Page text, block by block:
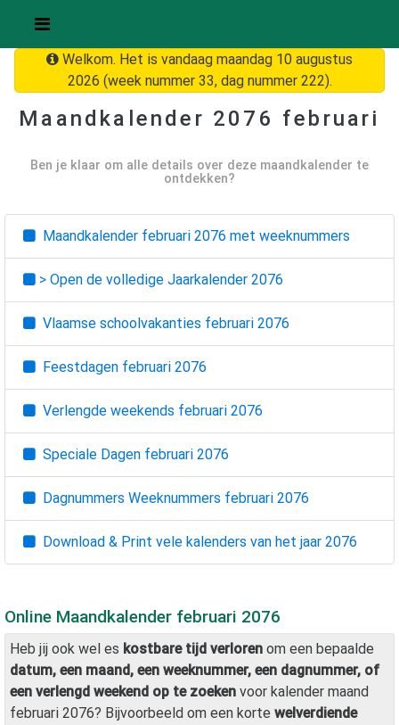
Welkom. Het is vandaag maandag 10 augustus
2026 (week nummer 33, dag nummer 222).
Maandkalender 2076 februari
Ben je klaar om alle details over deze maandkalender te
ontdekken?
Maandkalender februari 2076 met weeknummers
> Open de volledige Jaarkalender 2076
Vlaamse schoolvakanties februari 2076
Feestdagen februari 2076
Verlengde weekends februari 2076
Speciale Dagen februari 2076
Dagnummers Weeknummers februari 2076
Download & Print vele kalenders van het jaar 2076
Online Maandkalender februari 2076
Heb jij ook wel es kostbare tijd verloren om een bepaalde
datum, een maand, een weeknummer, een dagnummer, of
een verlengd weekend op te zoeken voor kalender maand
februari 2076? Bijvoorbeeld om een korte welverdiende